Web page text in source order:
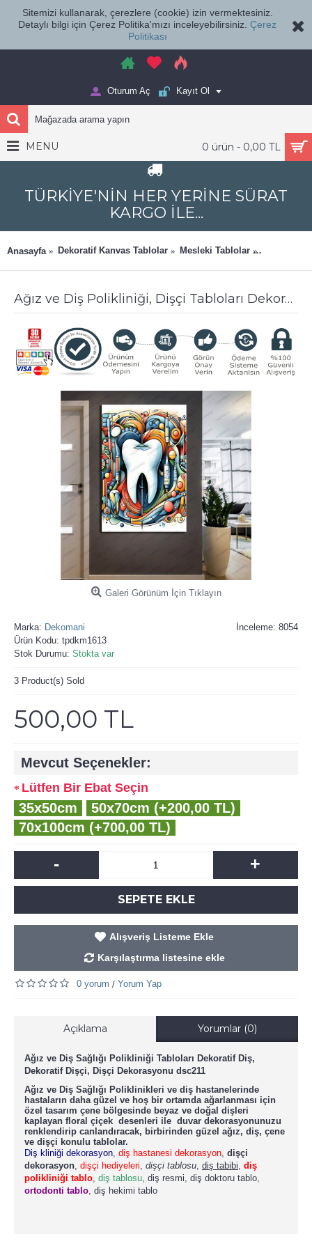
Sitemizi kullanarak, çerezlere (cookie) izin vermektesiniz.
Detaylı bilgi için Çerez Politika'mızı inceleyebilirsiniz. Çerez
Politikası
Oturum Aç Kayıt Ol
0 ürün - 0,00 TL
MENU
TÜRKİYE'NİN HER YERİNE SÜRAT
KARGO İLE...
Anasayfa Dekoratif Kanvas Tablolar Mesleki Tablolar
Ağız ve Diş Polikliniği, Dişçi Tabloları Dekoratif Diş, Dekoratif Dişçi, Dişçi Dekorasyonu dsc211
Galeri Görünüm İçin Tıklayın
İnceleme: 8054
Marka: Dekomani
Ürün Kodu: tpdkm1613
Stok Durumu: Stokta var
3 Product(s) Sold
500,00 TL
Mevcut Seçenekler:
Lütfen Bir Ebat Seçin
35x50cm
50x70cm (+200,00 TL)
70x100cm (+700,00 TL)
- +
SEPETE EKLE
Alışveriş Listeme Ekle
Karşılaştırma listesine ekle
0 yorum / Yorum Yap
Açıklama Yorumlar (0)
Ağız ve Diş Sağlığı Polikliniği Tabloları Dekoratif Diş,
Dekoratif Dişçi, Dişçi Dekorasyonu dsc211
Ağız ve Diş Sağlığı Poliklinikleri ve diş hastanelerinde
hastaların daha güzel ve hoş bir ortamda ağarlanması için
özel tasarım çene bölgesinde beyaz ve doğal dişleri
kaplayan floral çiçek desenleri ile duvar dekorasyonunuzu
renklendirip canlandıracak, birbirinden güzel ağız, diş, çene
ve dişçi konulu tablolar.
Diş kliniği dekorasyon, diş hastanesi dekorasyon, dişçi
dekorasyon, dişçi hediyeleri, dişçi tablosu, diş tabibi, diş
polikliniği tablo, diş tablosu, diş resmi, diş doktoru tablo,
ortodonti tablo, diş hekimi tablo